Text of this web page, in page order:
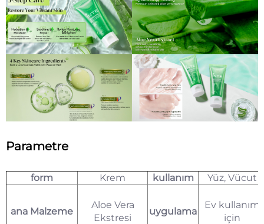
Parametre
form Krem kullanım Yüz, Vücut
ana Malzeme
Aloe Vera
Ekstresi
uygulama
Ev kullanım
için